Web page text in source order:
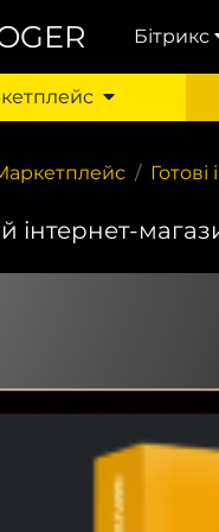
Бітрикс
інтернет-